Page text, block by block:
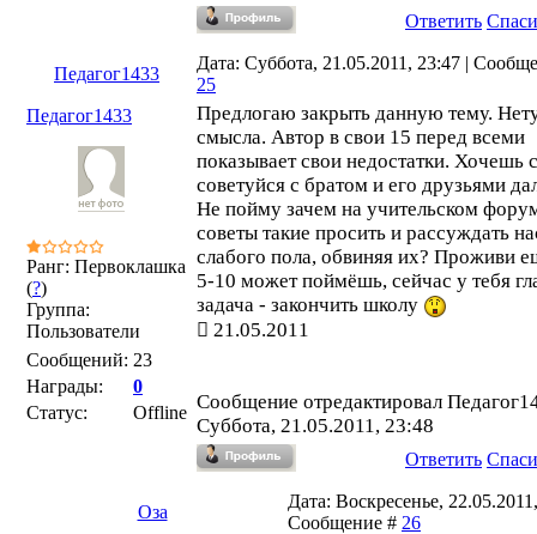
Ответить
Педагог1433
Дата: Суббота, 21.05.2011, 23:47 |
25
Педагог1433
Ранг: Первоклашка
(?)
Группа:
Пользователи
Сообщений: 23
Награды:
0
Статус:
Offline
Предлогаю закрыть данную тему.
смысла. Автор в свои 15 перед всеми
показывает свои недостатки. Хочешь
советуйся с братом и его друзьями
Не пойму зачем на учительском
советы такие просить и рассуждать
слабого пола, обвиняя их? Проживи
5-10 может поймёшь, сейчас у тебя
задача - закончить школу
21.05.2011
Сообщение отредактировал
Суббота, 21.05.2011, 23:48
Ответить
Оза
Дата: Воскресенье,
Сообщение # 26